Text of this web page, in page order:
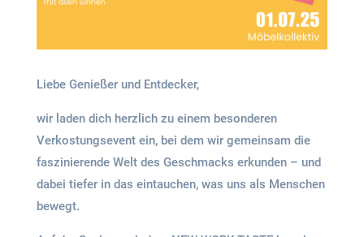
Liebe Genießer und Entdecker,
wir laden dich herzlich zu einem besonderen
Verkostungsevent ein, bei dem wir gemeinsam die
faszinierende Welt des Geschmacks erkunden – und
dabei tiefer in das eintauchen, was uns als Menschen
bewegt.